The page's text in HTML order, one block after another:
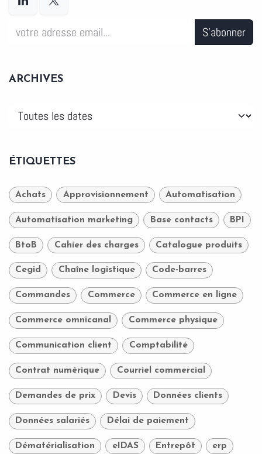
S'abonner
ARCHIVES
ÉTIQUETTES
Achats Approvisionnement Automatisation
Automatisation marketing Base contacts BPI
BtoB Cahier des charges Catalogue produits
Cegid Chaîne logistique Code-barres
Commandes Commerce Commerce en ligne
Commerce omnicanal Commerce physique
Communication client Comptabilité
Contrat numérique Courriel commercial
Demandes de prix Devis Données clients
Données salariés Délai de paiement
Dématérialisation eIDAS Entrepôt erp